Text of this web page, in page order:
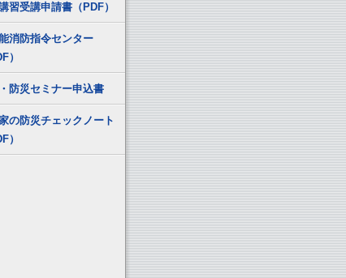
習受講申請書（PDF）
消防指令センター
）
防災セミナー申込書
の防災チェックノート
）